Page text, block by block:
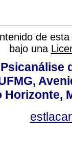
de
bajo una
Horizonte,